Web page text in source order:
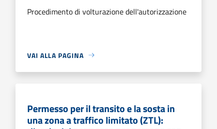
Procedimento di volturazione dell'autorizzazione
VAI ALLA PAGINA
Permesso per il transito e la sosta in
una zona a traffico limitato (ZTL):